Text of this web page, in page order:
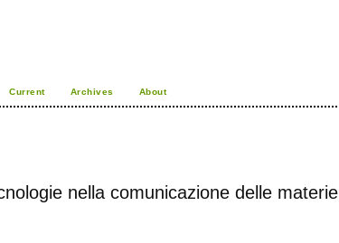
Current Archives About
nella comunicazione delle materie